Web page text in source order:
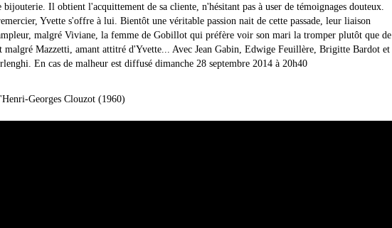
Il obtient l'acquittement de sa cliente, n'hésitant pas à user de témoignages douteux.
Yvette s'offre à lui. Bientôt une véritable passion nait de cette passade, leur liaison
malgré Viviane, la femme de Gobillot qui préfère voir son mari la tromper plutôt que de
malgré Mazzetti, amant attitré d'Yvette... Avec Jean Gabin, Edwige Feuillère, Brigitte Bardot et
En cas de malheur est diffusé dimanche 28 septembre 2014 à 20h40
Georges Clouzot (1960)